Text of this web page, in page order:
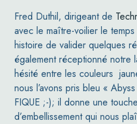
Fred Duthil, dirigeant de
avec le maître-voilier le
histoire de valider quelques
également réceptionné notre
hésité entre les couleurs
nous l’avons pris bleu «
FIQUE ;-); il donne une
d’embellissement qui nous